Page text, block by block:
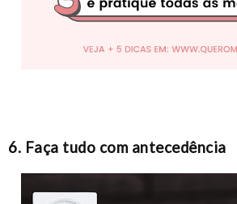
6. Faça tudo com antecedência